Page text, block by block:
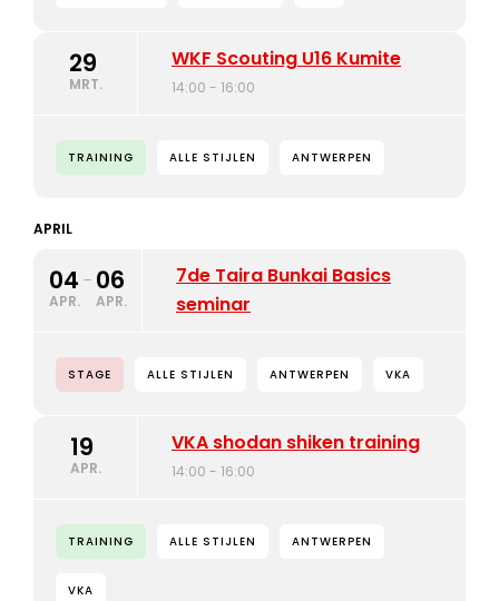
29
MRT.
WKF Scouting U16 Kumite
14:00 - 16:00
TRAINING ALLE STIJLEN ANTWERPEN
APRIL
04
APR.
- 06
APR.
7de Taira Bunkai Basics
seminar
STAGE ALLE STIJLEN ANTWERPEN VKA
19
APR.
VKA shodan shiken training
14:00 - 16:00
TRAINING ALLE STIJLEN ANTWERPEN
VKA